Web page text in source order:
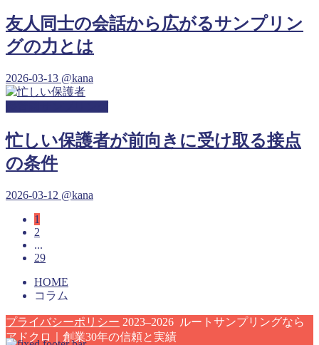
友人同士の会話から広がるサンプリン
グの力とは
2026-03-13 @kana
忙しい保護者が前向きに受け取る接点
の条件
2026-03-12 @kana
1
2
...
29
HOME
コラム
プライバシーポリシー 2023–2026 ルートサンプリングなら
アドクロ｜創業30年の信頼と実績